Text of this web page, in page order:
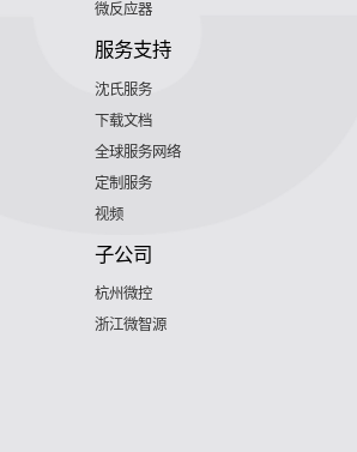
微反应器
服务支持
沈氏服务
下载文档
全球服务网络
定制服务
视频
子公司
杭州微控
浙江微智源